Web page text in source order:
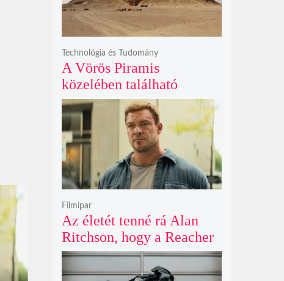
A Vörös Piramis
közelében található
rejtélyes vonalak nem
kőszállító rámpák, hanem
egy ókori gátrendszer
részei lehetnek
Technológia és Tudomány
Az életét tenné rá Alan
Ritchson, hogy a Reacher
negyedik évada mindent
felülmúl
Filmipar